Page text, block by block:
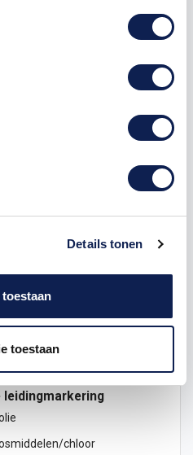
Details tonen
toestaan
details
leidingmarkering
chloor